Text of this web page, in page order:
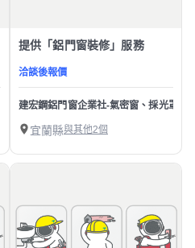
提供「鋁門窗裝修」服務
洽談後報價
建宏鋼鋁門窗企業社-氣密窗、採光罩、
宜蘭縣與其他2個